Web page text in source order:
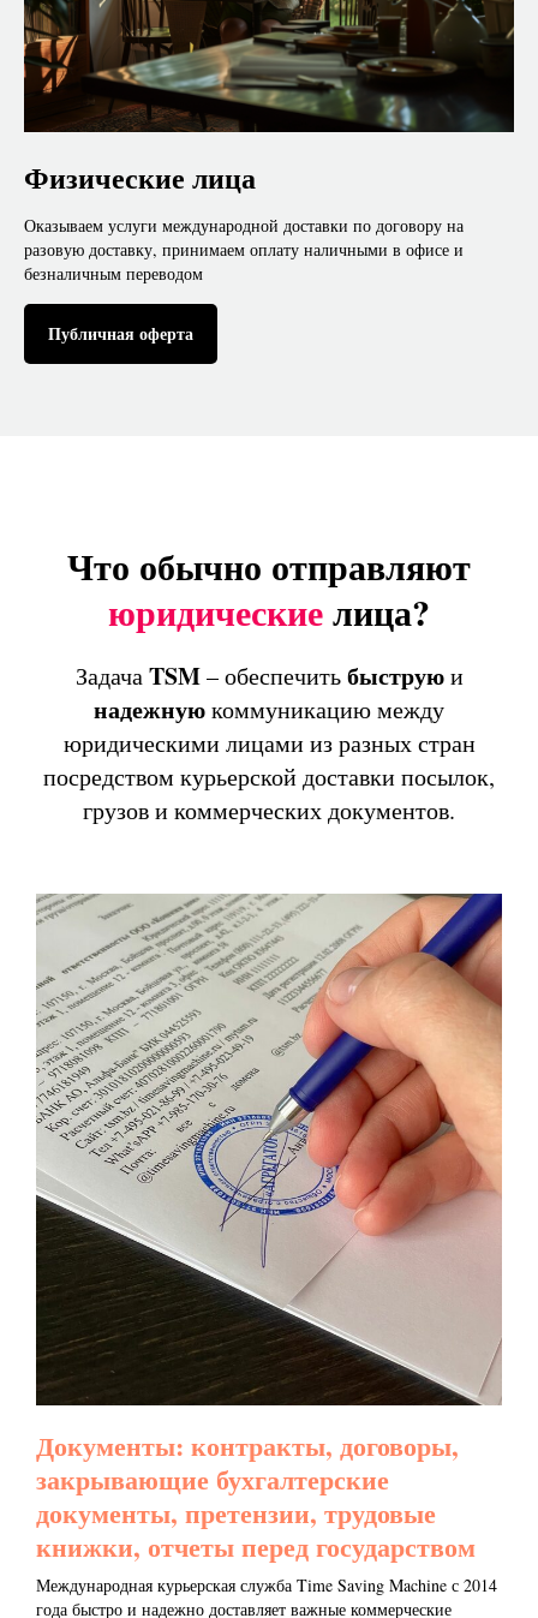
Физические лица
Оказываем услуги международной доставки по договору на
разовую доставку, принимаем оплату наличными в офисе и
безналичным переводом
Публичная оферта
Что обычно отправляют
юридическиелица?
ЗадачаTSM– обеспечитьбыструюи
надежнуюкоммуникацию между
юридическими лицами из разных стран
посредством курьерской доставки посылок,
грузов и коммерческих документов.
Документы: контракты, договоры,
закрывающие бухгалтерские
документы, претензии, трудовые
книжки, отчеты перед государством
Международная курьерская служба Time Saving Machine с 2014
года быстро и надежно доставляет важные коммерческие